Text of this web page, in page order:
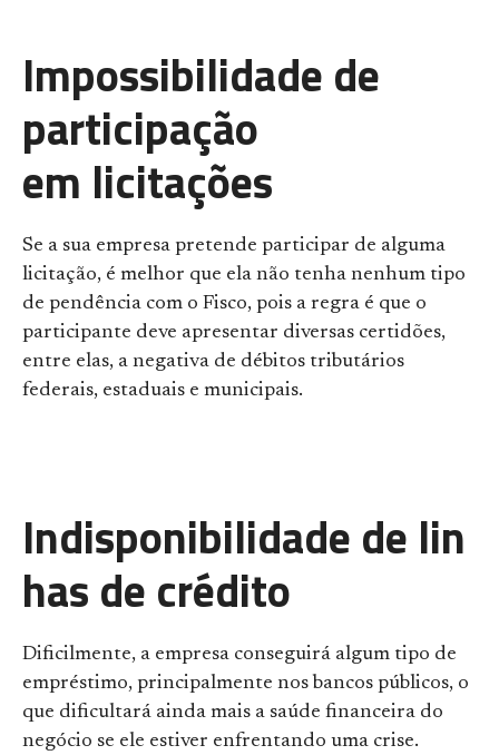
Impossibilidade de
participação
em licitações
Se a sua empresa pretende participar de alguma
licitação, é melhor que ela não tenha nenhum tipo
de pendência com o Fisco, pois a regra é que o
participante deve apresentar diversas certidões,
entre elas, a negativa de débitos tributários
federais, estaduais e municipais.
Indisponibilidade de lin
has de crédito
Dificilmente, a empresa conseguirá algum tipo de
empréstimo, principalmente nos bancos públicos, o
que dificultará ainda mais a saúde financeira do
negócio se ele estiver enfrentando uma crise.